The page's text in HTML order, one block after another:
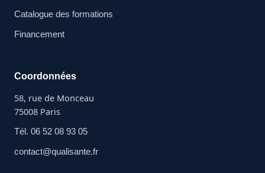
Catalogue des formations
Financement
Coordonnées
58, rue de Monceau
75008 Paris
Tél. 06 52 08 93 05
contact@qualisante.fr